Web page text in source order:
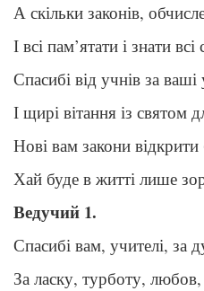
А скільки законів,
І всі пам’ятати і знати всі
Спасибі від учнів за
І щирі вітання із святом
Нові вам закони
Хай буде в житті лише
Ведучий 1.
Спасибі вам, учителі, за
За ласку, турботу,